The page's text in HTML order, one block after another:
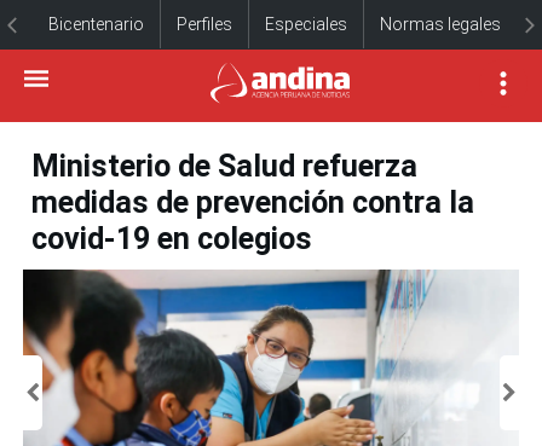
Bicentenario Perfiles Especiales Normas legales
Ministerio de Salud refuerza
medidas de prevención contra la
covid-19 en colegios